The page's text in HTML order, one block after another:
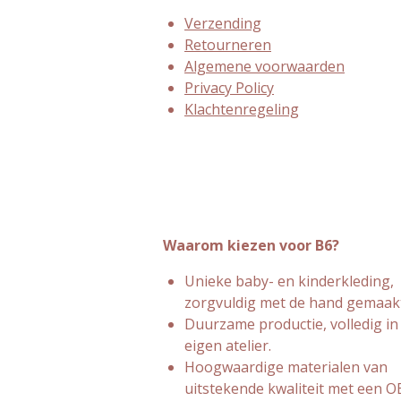
Verzending
Retourneren
Algemene voorwaarden
Privacy Policy
Klachtenregeling
Waarom kiezen voor B6?
Unieke baby- en kinderkleding,
zorgvuldig met de hand
Duurzame productie, volledig
eigen atelier.
Hoogwaardige materialen van
uitstekende kwaliteit met een